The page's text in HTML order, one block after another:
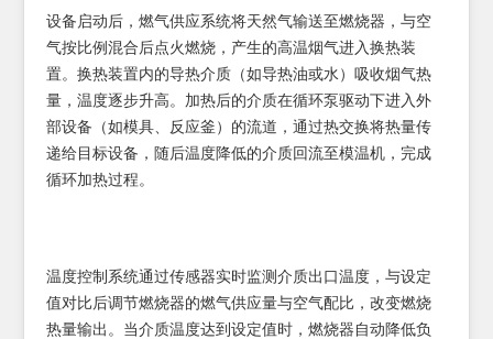
设备启动后，燃气供应系统将天然气输送至燃烧器，与空
气按比例混合后点火燃烧，产生的高温烟气进入换热装
置。换热装置内的导热介质（如导热油或水）吸收烟气热
量，温度逐步升高。加热后的介质在循环泵驱动下进入外
部设备（如模具、反应釜）的流道，通过热交换将热量传
递给目标设备，随后温度降低的介质回流至模温机，完成
循环加热过程。
温度控制系统通过传感器实时监测介质出口温度，与设定
值对比后调节燃烧器的燃气供应量与空气配比，改变燃烧
热量输出。当介质温度达到设定值时，燃烧器自动降低负